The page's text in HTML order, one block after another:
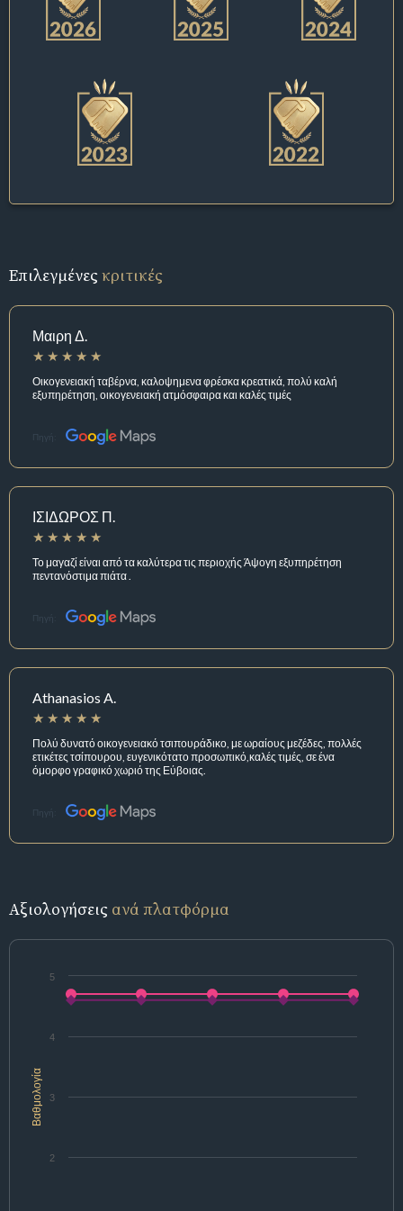
Επιλεγμένεςκριτικές
Μαιρη Δ.
Οικογενειακή ταβέρνα, καλοψημενα φρέσκα κρεατικά, πολύ καλή
εξυπηρέτηση, οικογενειακή ατμόσφαιρα και καλές τιμές
Πηγή:
ΙΣΙΔΩΡΟΣ Π.
Το μαγαζί είναι από τα καλύτερα τις περιοχής Άψογη εξυπηρέτηση
πεντανόστιμα πιάτα .
Πηγή:
Athanasios A.
Πολύ δυνατό οικογενειακό τσιπουράδικο, με ωραίους μεζέδες, πολλές
ετικέτες τσίπουρου, ευγενικότατο προσωπικό,καλές τιμές, σε ένα
όμορφο γραφικό χωριό της Εύβοιας.
Πηγή:
Αξιολογήσεις ανά πλατφόρμα
Βαθμολογία
2
3
4
5